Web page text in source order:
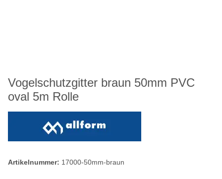
Vogelschutzgitter braun 50mm PVC
oval 5m Rolle
Artikelnummer: 17000-50mm-braun